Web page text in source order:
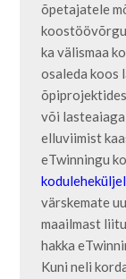
õpetajatele
ka välismaa
osaleda koos
või
elluviimist
eTwinningu
värskemate
maailmast
hakka
Kuni neli